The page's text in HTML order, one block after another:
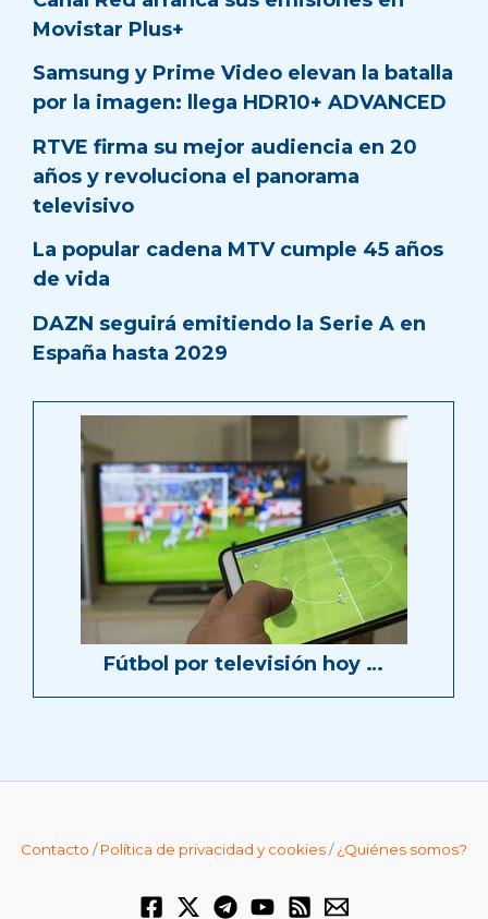
Movistar Plus+
Samsung y Prime Video elevan la batalla
por la imagen: llega HDR10+ ADVANCED
RTVE firma su mejor audiencia en 20
años y revoluciona el panorama
televisivo
La popular cadena MTV cumple 45 años
de vida
DAZN seguirá emitiendo la Serie A en
España hasta 2029
Fútbol por televisión hoy …
Contacto /Política de privacidad y cookies/¿Quiénes somos?